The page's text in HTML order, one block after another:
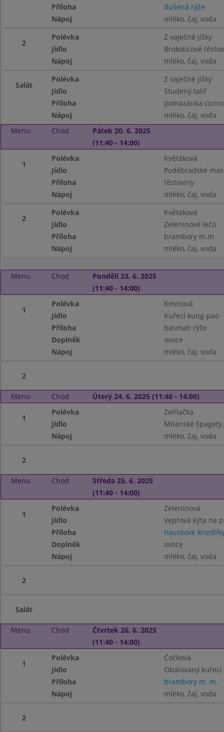
Příloha
dušená rýže
Nápoj
mléko, čaj, voda
2
Polévka
Z vaječné jíšky
Jídlo
Brokolicové
Nápoj
mléko, čaj, voda
Salát
Polévka
Z vaječné jíšky
Jídlo
Studený talíř
Příloha
pomazánka
Nápoj
mléko, čaj, voda
Menu
Chod
Pátek 20. 6. 2025
(11:40 - 14:00)
1
Polévka
Květáková
Jídlo
Poděbradské
Příloha
těstoviny
Nápoj
mléko, čaj, voda
2
Polévka
Květáková
Jídlo
Zeleninové lečo
Příloha
brambory m.m
Nápoj
mléko, čaj, voda
Menu Chod
Pondělí 23. 6. 2025
(11:40 - 14:00)
1
Polévka
Kmínová
Jídlo
Kuřecí kung-pao
Příloha
basmati rýže
Doplněk
ovoce
Nápoj
mléko, čaj, voda
2
Menu Chod Úterý 24. 6. 2025 (11:40 - 14:00)
1
Polévka
Zelňačka
Jídlo
Milánské
Nápoj
mléko, čaj, voda
2
Menu Chod
Středa 25. 6. 2025
(11:40 - 14:00)
1
Polévka
Zeleninová
Jídlo
Vepřová kýta na
Příloha
houskové
Doplněk
ovoce
Nápoj
mléko, čaj, voda
2
Salát
Menu Chod
Čtvrtek 26. 6. 2025
(11:40 - 14:00)
1
Polévka
Čočková
Jídlo
Obalovaný
Příloha
brambory m. m.
Nápoj
mléko, čaj, voda
2